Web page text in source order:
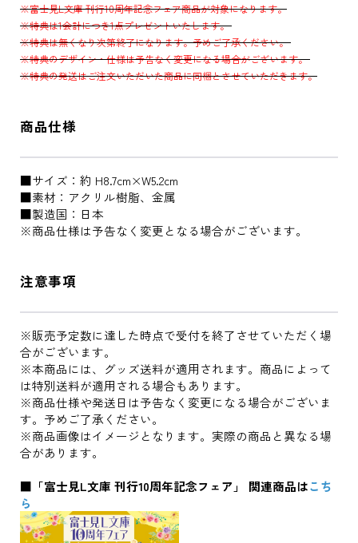
※富士見L文庫 刊行10周年記念フェア商品が対象になります。
※特典は1会計につき1点プレゼントいたします。
※特典は無くなり次第終了になります。予めご了承ください。
※特典のデザイン・仕様は予告なく変更になる場合がございます。
※特典の発送はご注文いただいた商品に同梱とさせていただきます。
商品仕様
■サイズ：約 H8.7cm×W5.2cm
■素材：アクリル樹脂、金属
■製造国：日本
※商品仕様は予告なく変更となる場合がございます。
注意事項
※販売予定数に達した時点で受付を終了させていただく場
合がございます。
※本商品には、グッズ送料が適用されます。商品によって
は特別送料が適用される場合もあります。
※商品仕様や発送日は予告なく変更になる場合がございま
す。予めご了承ください。
※商品画像はイメージとなります。実際の商品と異なる場
合があります。
■「富士見L文庫 刊行10周年記念フェア」 関連商品はこち
ら